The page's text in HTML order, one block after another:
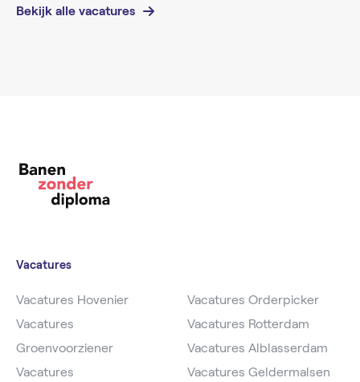
Bekijk alle vacatures
Vacatures
Vacatures Hovenier
Vacatures
Groenvoorziener
Vacatures
Vacatures Orderpicker
Vacatures Rotterdam
Vacatures Alblasserdam
Vacatures Geldermalsen